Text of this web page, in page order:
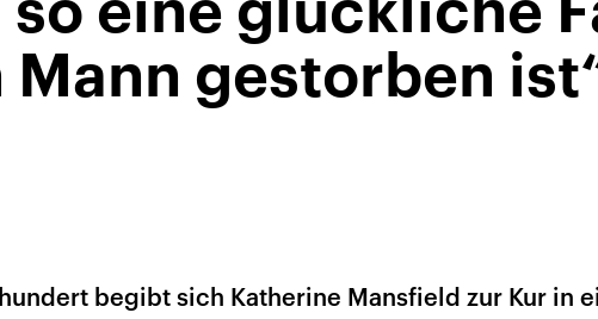
so eine glückliche
gestorben
begibt sich Katherine Mansfield zur Kur in